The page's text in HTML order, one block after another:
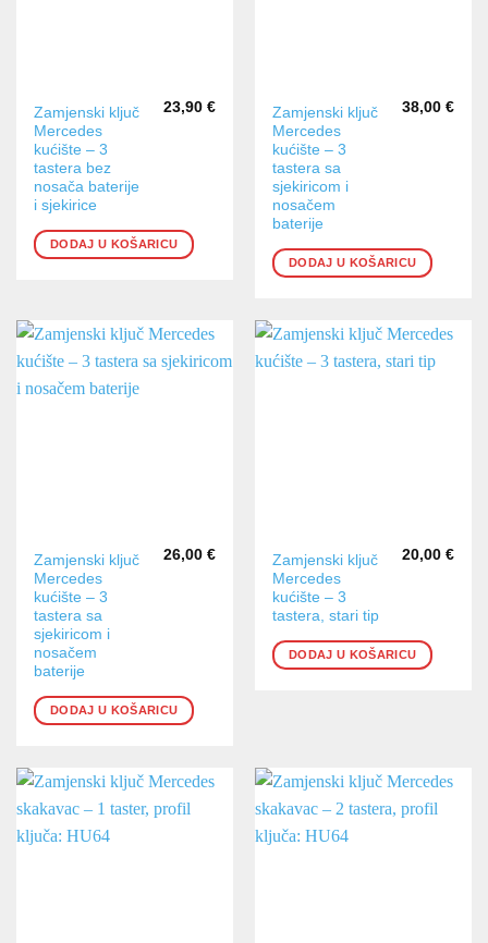
Zamjenski ključ
Mercedes
kućište – 3
tastera bez
nosača baterije
i sjekirice
23,90 €
DODAJ U KOŠARICU
Zamjenski ključ
Mercedes
kućište – 3
tastera sa
sjekiricom i
nosačem
baterije
38,00 €
DODAJ U KOŠARICU
Zamjenski ključ
Mercedes
kućište – 3
tastera sa
sjekiricom i
nosačem
baterije
26,00 €
DODAJ U KOŠARICU
Zamjenski ključ
Mercedes
kućište – 3
tastera, stari tip
20,00 €
DODAJ U KOŠARICU